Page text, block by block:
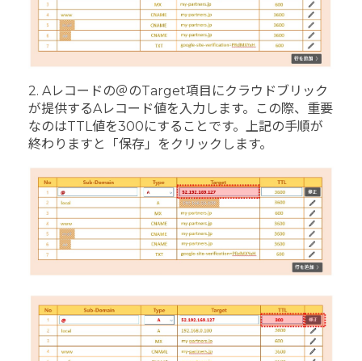
2. Aレコードの＠のTarget項目にクラウドブリック
が提供するAレコード値を入力します。この際、重要
なのはTTL値を300にすることです。上記の手順が
終わりますと「保存」をクリックします。